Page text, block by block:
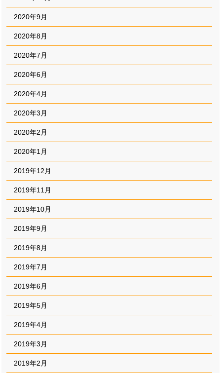
2020年9月
2020年8月
2020年7月
2020年6月
2020年4月
2020年3月
2020年2月
2020年1月
2019年12月
2019年11月
2019年10月
2019年9月
2019年8月
2019年7月
2019年6月
2019年5月
2019年4月
2019年3月
2019年2月